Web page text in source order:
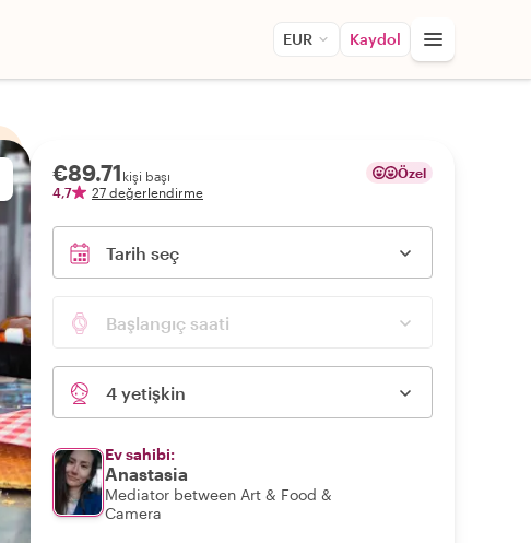
EUR Kaydol
€89.71 kişi başı
4,7
27 değerlendirme
Özel
Tarih seç
Başlangıç saati
4 yetişkin
Ev sahibi:
Anastasia
Mediator between Art & Food &
Camera